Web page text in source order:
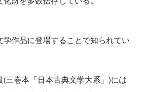
作品に登場することで知られてい
(三巻本「日本古典文学大系」)には